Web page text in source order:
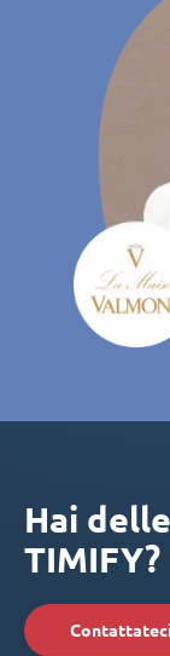
Hai
TIMIFY?
Contattateci